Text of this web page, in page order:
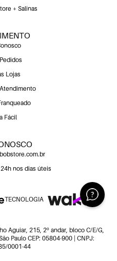
+ Salinas
Lojas
Fácil
nos dias úteis
TECNOLOGIA
Aguiar, 215, 2º andar, bloco C/E/G,
Paulo CEP: 05804-900 | CNPJ:
0001-44